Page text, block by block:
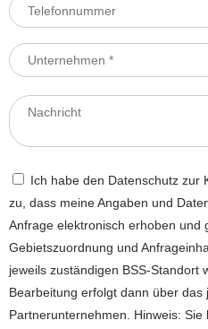
Ich habe den Datenschutz zur
zu, dass meine Angaben und
Anfrage elektronisch erhoben und
Gebietszuordnung und
jeweils zuständigen BSS-Standort
Bearbeitung erfolgt dann über das
Partnerunternehmen. Hinweis: Sie